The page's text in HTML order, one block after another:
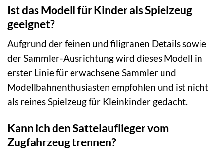
Ist das Modell für Kinder als Spielzeug
geeignet?
Aufgrund der feinen und filigranen Details sowie
der Sammler-Ausrichtung wird dieses Modell in
erster Linie für erwachsene Sammler und
Modellbahnenthusiasten empfohlen und ist nicht
als reines Spielzeug für Kleinkinder gedacht.
Kann ich den Sattelauflieger vom
Zugfahrzeug trennen?